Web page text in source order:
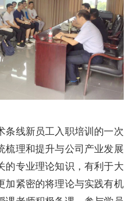
条线新员工 入职培训的一次
梳理和提升与公司产业发展
的专业理论知识，有利于大
加紧密的将理论与实践有机